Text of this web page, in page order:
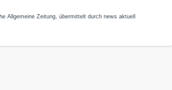
Allgemeine Zeitung, übermittelt durch news aktuell